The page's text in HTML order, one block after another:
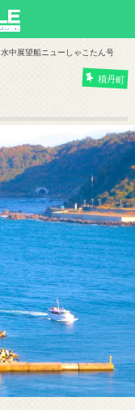
水中展望船ニューしゃこたん号
積丹町